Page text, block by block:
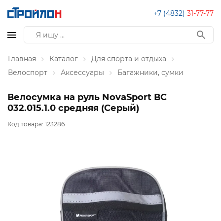
+7 (4832) 31-77-77
Главная Каталог
Для спорта и отдыха
Велоспорт
Аксессуары Багажники, сумки
Велосумка на руль NovaSport ВС
032.015.1.0 средняя (Серый)
Код товара: 123286